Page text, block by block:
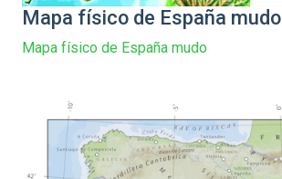
Mapa físico de España mudo
Mapa físico de España mudo